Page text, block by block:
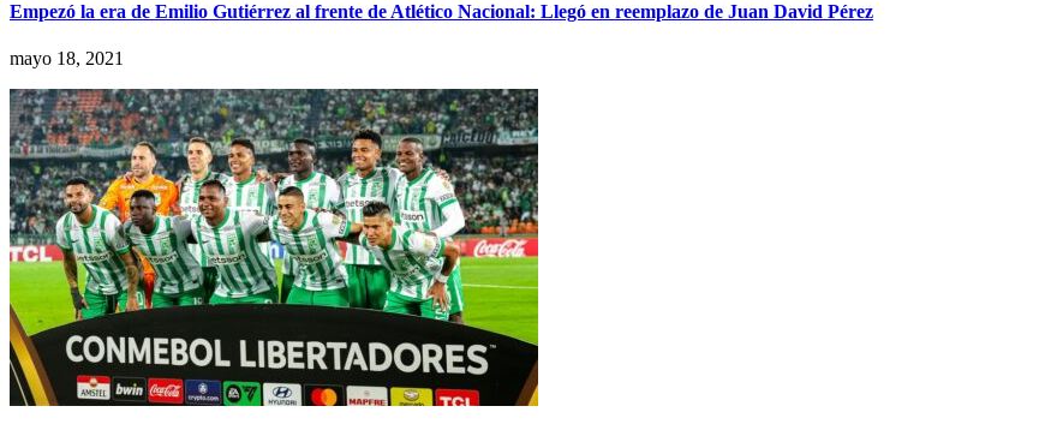
Empezó la era de Emilio Gutiérrez al frente de Atlético Nacional: Llegó en reemplazo de Juan David Pérez
mayo 18, 2021